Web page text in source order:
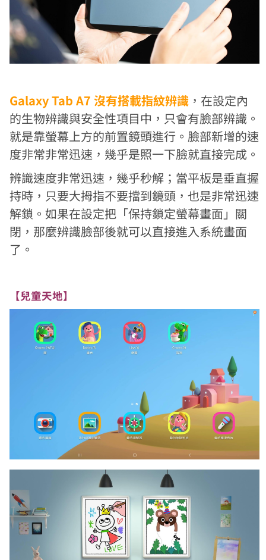
Galaxy Tab A7 沒有搭載指紋辨識 ，在設定內
的生物辨識與安全性項目中，只會有臉部辨識。
就是靠螢幕上方的前置鏡頭進行。臉部新增的速
度非常非常迅速，幾乎是照一下臉就直接完成。
辨識速度非常迅速，幾乎秒解；當平板是垂直握
持時，只要大拇指不要擋到鏡頭，也是非常迅速
解鎖。如果在設定把「保持鎖定螢幕畫面」關
閉，那麼辨識臉部後就可以直接進入系統畫面
了。
【兒童天地】